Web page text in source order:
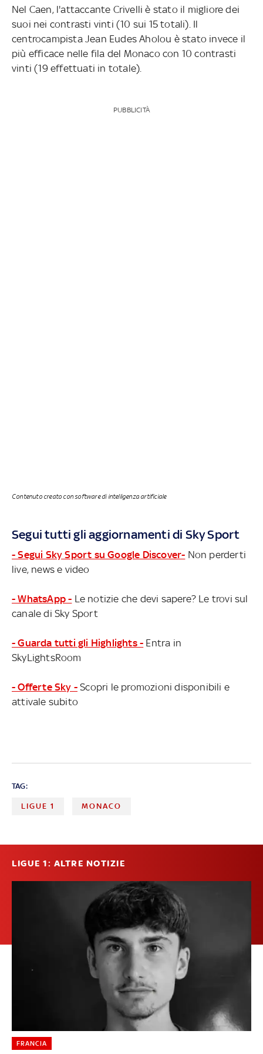
Nel Caen, l'attaccante Crivelli è stato il migliore dei
suoi nei contrasti vinti (10 sui 15 totali). Il
centrocampista Jean Eudes Aholou è stato invece il
più efficace nelle fila del Monaco con 10 contrasti
vinti (19 effettuati in totale).
PUBBLICITÀ
Contenuto creato con software di intelligenza artificiale
Segui tutti gli aggiornamenti di Sky Sport
- Segui Sky Sport su Google Discover- Non perderti
live, news e video
- WhatsApp - Le notizie che devi sapere? Le trovi sul
canale di Sky Sport
- Guarda tutti gli Highlights - Entra in
SkyLightsRoom
- Offerte Sky - Scopri le promozioni disponibili e
attivale subito
TAG:
LIGUE 1 MONACO
LIGUE 1: ALTRE NOTIZIE
FRANCIA